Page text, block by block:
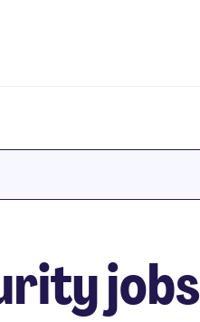
jobs